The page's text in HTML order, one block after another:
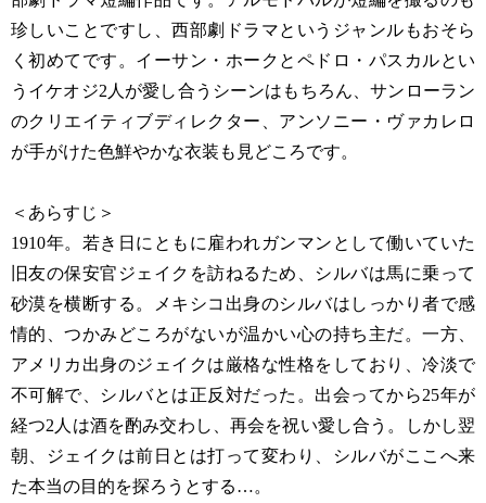
珍しいことですし、西部劇ドラマというジャンルもおそら
く初めてです。イーサン・ホークとペドロ・パスカルとい
うイケオジ2人が愛し合うシーンはもちろん、サンローラン
のクリエイティブディレクター、アンソニー・ヴァカレロ
が手がけた色鮮やかな衣装も見どころです。
＜あらすじ＞
1910年。若き日にともに雇われガンマンとして働いていた
旧友の保安官ジェイクを訪ねるため、シルバは馬に乗って
砂漠を横断する。メキシコ出身のシルバはしっかり者で感
情的、つかみどころがないが温かい心の持ち主だ。一方、
アメリカ出身のジェイクは厳格な性格をしており、冷淡で
不可解で、シルバとは正反対だった。出会ってから25年が
経つ2人は酒を酌み交わし、再会を祝い愛し合う。しかし翌
朝、ジェイクは前日とは打って変わり、シルバがここへ来
た本当の目的を探ろうとする…。